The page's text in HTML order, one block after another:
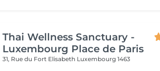
Thai Wellness Sanctuary -
Luxembourg Place de Paris
31, Rue du Fort Elisabeth Luxembourg 1463